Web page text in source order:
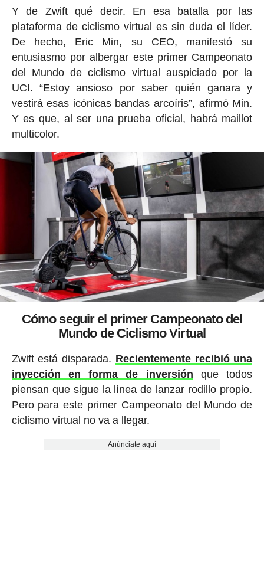
Y de Zwift qué decir. En esa batalla por las
plataforma de ciclismo virtual es sin duda el líder.
De hecho, Eric Min, su CEO, manifestó su
entusiasmo por albergar este primer Campeonato
del Mundo de ciclismo virtual auspiciado por la
UCI. “Estoy ansioso por saber quién ganara y
vestirá esas icónicas bandas arcoíris”, afirmó Min.
Y es que, al ser una prueba oficial, habrá maillot
multicolor.
Cómo seguir el primer Campeonato del
Mundo de Ciclismo Virtual
Zwift está disparada. Recientemente recibió una
inyección en forma de inversión que todos
piensan que sigue la línea de lanzar rodillo propio.
Pero para este primer Campeonato del Mundo de
ciclismo virtual no va a llegar.
Anúnciate aquí